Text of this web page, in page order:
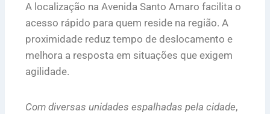
A localização na Avenida Santo Amaro facilita o
acesso rápido para quem reside na região. A
proximidade reduz tempo de deslocamento e
melhora a resposta em situações que exigem
agilidade.
Com diversas unidades espalhadas pela cidade,